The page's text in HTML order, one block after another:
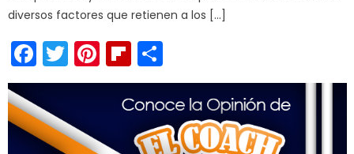
diversos factores que retienen a los […]
Facebook
Twitter
Pinterest
Flipboard